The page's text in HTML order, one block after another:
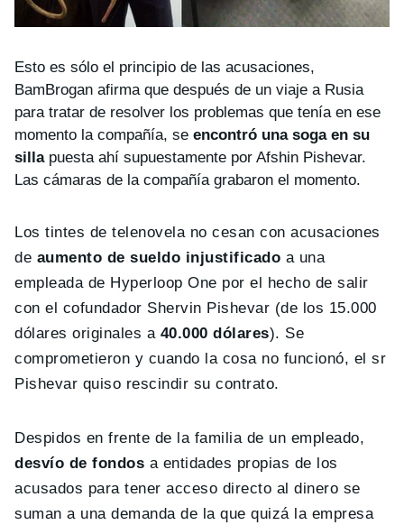
Esto es sólo el principio de las acusaciones,
BamBrogan afirma que después de un viaje a Rusia
para tratar de resolver los problemas que tenía en ese
momento la compañía, se encontró una soga en su
sillapuesta ahí supuestamente por Afshin Pishevar.
Las cámaras de la compañía grabaron el momento.
Los tintes de telenovela no cesan con acusaciones
de aumento de sueldo injustificado a una
empleada de Hyperloop One por el hecho de salir
con el cofundador Shervin Pishevar (de los 15.000
dólares originales a 40.000 dólares). Se
comprometieron y cuando la cosa no funcionó, el sr
Pishevar quiso rescindir su contrato.
Despidos en frente de la familia de un empleado,
desvío de fondos a entidades propias de los
acusados para tener acceso directo al dinero se
suman a una demanda de la que quizá la empresa